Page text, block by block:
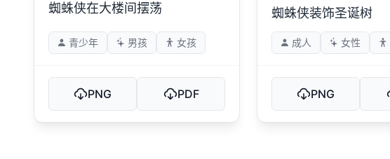
蜘蛛侠在大楼间摆荡
青少年 男孩 女孩
PNG PDF
蜘蛛侠装饰圣诞树
成人 女性
PNG